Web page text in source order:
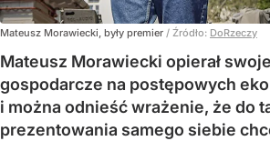
Mateusz Morawiecki, były premier / Źródło: DoRzeczy
Mateusz Morawiecki opierał
gospodarcze na postępowych
i można odnieść wrażenie, że do
prezentowania samego siebie